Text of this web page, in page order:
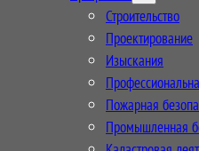
Строительство
Проектирование
Изыскания
Пожарная
Промышленная